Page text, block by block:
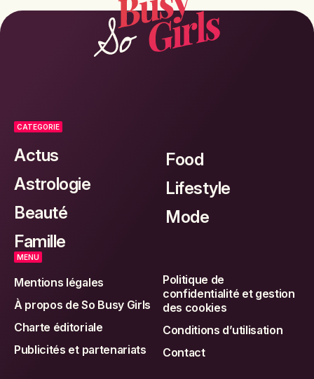
CATEGORIE
Actus
Astrologie
Beauté
Famille
Food
Lifestyle
Mode
MENU
Mentions légales
À propos de So Busy Girls
Charte éditoriale
Publicités et partenariats
Politique de
confidentialité et gestion
des cookies
Conditions d’utilisation
Contact